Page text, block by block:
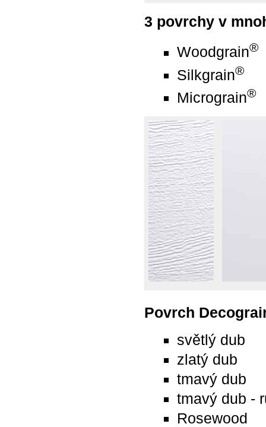
3 povrchy v
Woodgrain®
Silkgrain®
Micrograin®
Povrch
světlý dub
zlatý dub
tmavý dub
tmavý dub -
Rosewood